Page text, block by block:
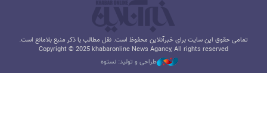
تمامی حقوق این سایت برای خبرآنلاین محفوظ است. نقل مطالب با ذکر منبع بلامانع است.
Copyright © 2025 khabaronline News Agancy, All rights reserved
طراحی و تولید: نستوه